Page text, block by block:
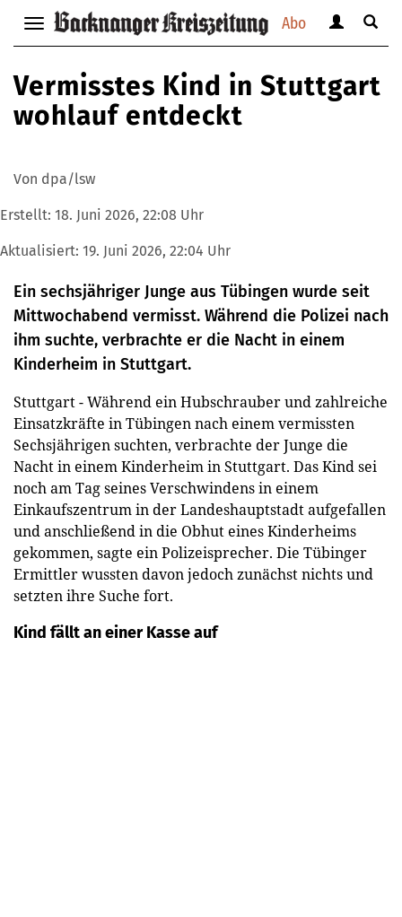
Abo
Navigation
anzeigen
verbergen
anzeigen
verbergen
Suche
Vermisstes Kind in Stuttgart
wohlauf entdeckt
Von dpa/lsw
Erstellt: 18. Juni 2026, 22:08 Uhr
Aktualisiert: 19. Juni 2026, 22:04 Uhr
Ein sechsjähriger Junge aus Tübingen wurde seit
Mittwochabend vermisst. Während die Polizei nach
ihm suchte, verbrachte er die Nacht in einem
Kinderheim in Stuttgart.
Stuttgart - Während ein Hubschrauber und zahlreiche
Einsatzkräfte in Tübingen nach einem vermissten
Sechsjährigen suchten, verbrachte der Junge die
Nacht in einem Kinderheim in Stuttgart. Das Kind sei
noch am Tag seines Verschwindens in einem
Einkaufszentrum in der Landeshauptstadt aufgefallen
und anschließend in die Obhut eines Kinderheims
gekommen, sagte ein Polizeisprecher. Die Tübinger
Ermittler wussten davon jedoch zunächst nichts und
setzten ihre Suche fort.
Kind fällt an einer Kasse auf